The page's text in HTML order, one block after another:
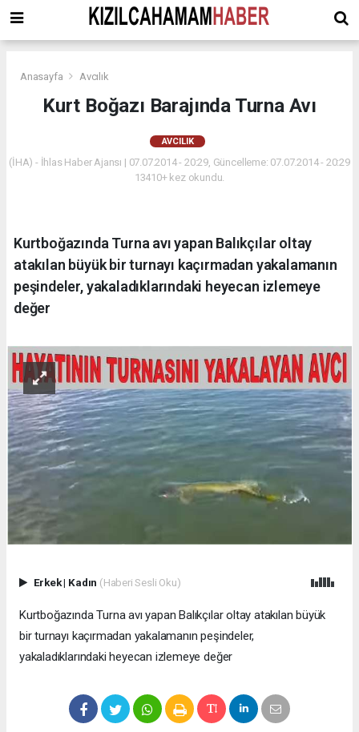
Anasayfa Avcılık
Kurt Boğazı Barajında Turna Avı
AVCILIK
(İHA) - İhlas Haber Ajansı | 07.07.2014 - 20:29, Güncelleme: 07.07.2014 - 20:29
13410+ kez okundu.
Kurtboğazında Turna avı yapan Balıkçılar oltay
atakılan büyük bir turnayı kaçırmadan yakalamanın
peşindeler, yakaladıklarındaki heyecan izlemeye
değer
Erkek| Kadın (Haberi Sesli Oku)
Kurtboğazında Turna avı yapan Balıkçılar oltay atakılan büyük
bir turnayı kaçırmadan yakalamanın peşindeler,
yakaladıklarındaki heyecan izlemeye değer